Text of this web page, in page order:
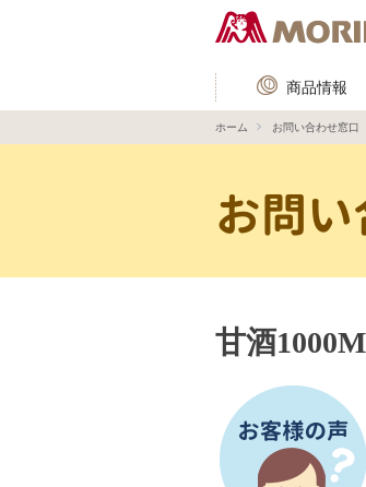
商品情報
ホーム お問い合わせ窓口
お問
甘酒